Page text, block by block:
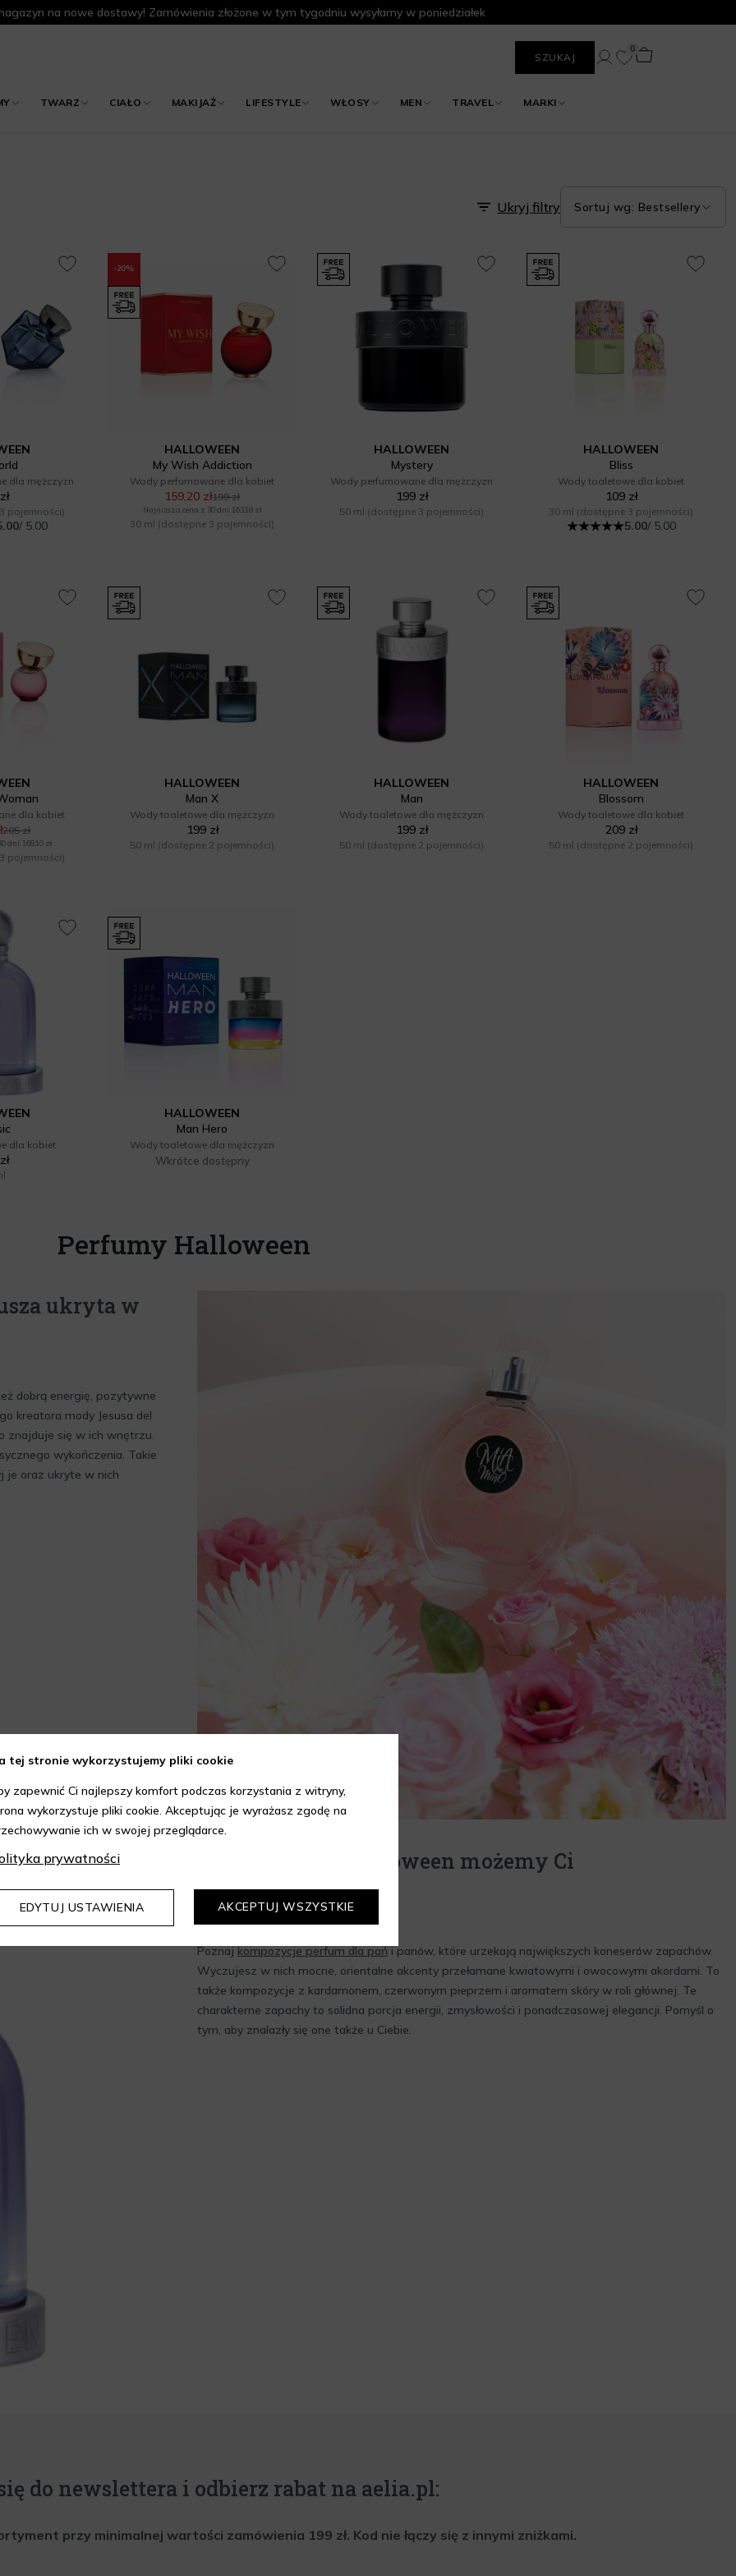
na nowe dostawy! Zamówienia złożone w tym tygodniu wysyłamy w poniedziałek
SZUKAJ
TWARZ CIAŁO MAKIJAŻ LIFESTYLE WŁOSY MEN TRAVEL MARKI
0
Ukryj filtry Sortuj wg: Bestsellery
dla mężczyzn
pojemności)
/ 5.00
-20%
HALLOWEEN
My Wish Addiction
Wody perfumowane dla kobiet
159,20 zł199 zł
Najniższa cena z 30 dni: 163,18 zł
30 ml (dostępne 3 pojemności)
HALLOWEEN
Mystery
Wody perfumowane dla mężczyzn
199 zł
50 ml (dostępne 3 pojemności)
HALLOWEEN
Bliss
Wody toaletowe dla kobiet
109 zł
30 ml (dostępne 3 pojemności)
5.00/ 5.00
dla kobiet
205 zł
dni: 168,10 zł
pojemności)
HALLOWEEN
Man X
Wody toaletowe dla mężczyzn
199 zł
50 ml (dostępne 2 pojemności)
HALLOWEEN
Man
Wody toaletowe dla mężczyzn
199 zł
50 ml (dostępne 2 pojemności)
HALLOWEEN
Blossom
Wody toaletowe dla kobiet
209 zł
50 ml (dostępne 2 pojemności)
dla kobiet
HALLOWEEN
Man Hero
Wody toaletowe dla mężczyzn
Wkrótce dostępny
Perfumy Halloween
ukryta w
dobrą energię, pozytywne
kreatora mody Jesusa del
znajduje się w ich wnętrzu.
wykończenia. Takie
je oraz ukryte w nich
Jakie zapachy Halloween możemy Ci
zaproponować?
Poznajkompozycje perfum dla pańi panów, które urzekają największych koneserów zapachów.
Wyczujesz w nich mocne, orientalne akcenty przełamane kwiatowymi i owocowymi akordami. To
także kompozycje z kardamonem, czerwonym pieprzem i aromatem skóry w roli głównej. Te
charakterne zapachy to solidna porcja energii, zmysłowości i ponadczasowej elegancji. Pomyśl o
tym, aby znalazły się one także u Ciebie.
do newslettera i odbierz rabat na aelia.pl:
przy minimalnej wartości zamówienia 199 zł. Kod nie łączy się z innymi zniżkami.
tej stronie wykorzystujemy pliki cookie
zapewnić Ci najlepszy komfort podczas korzystania z witryny,
wykorzystuje pliki cookie. Akceptując je wyrażasz zgodę na
ich w swojej przeglądarce.
prywatności
EDYTUJ USTAWIENIA AKCEPTUJ WSZYSTKIE